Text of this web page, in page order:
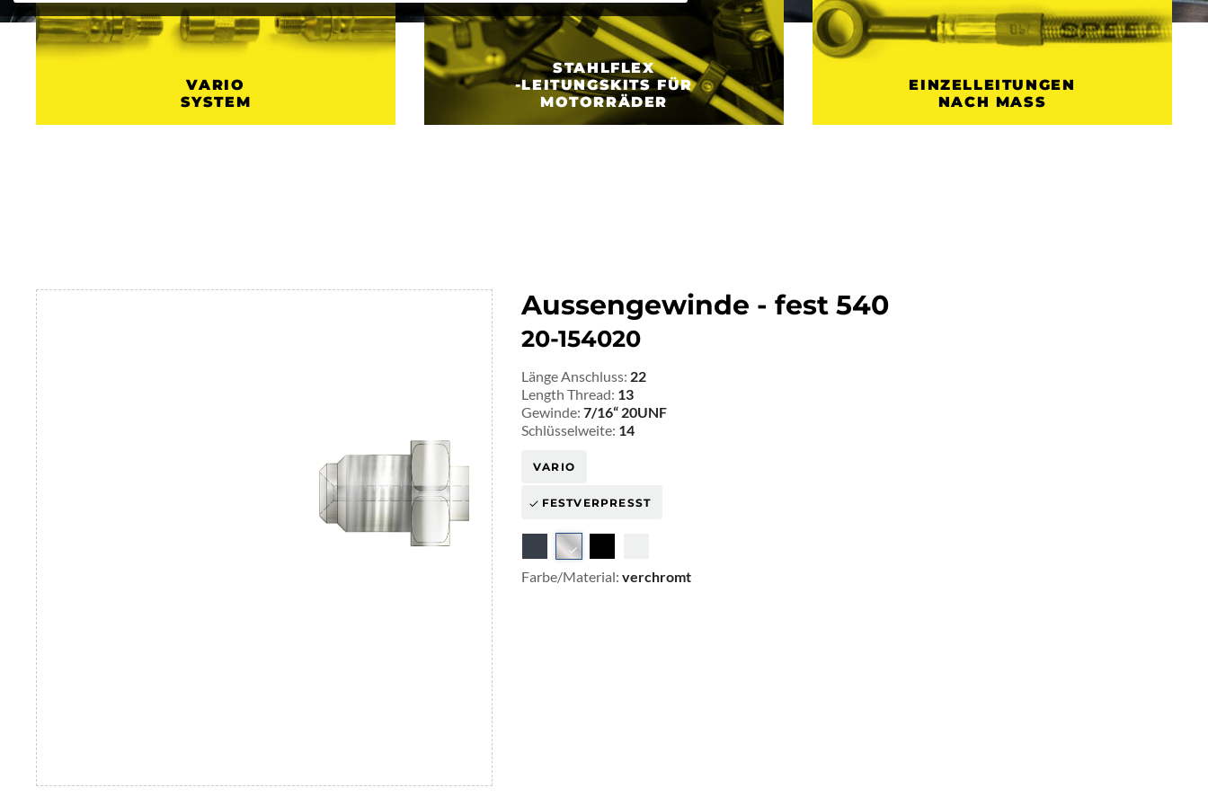
VARIO
SYSTEM
STAHLFLEX
-LEITUNGSKITS FÜR
MOTORRÄDER
EINZELLEITUNGEN
NACH MASS
Aussengewinde - fest 540
20-154020
Länge Anschluss: 22
Length Thread: 13
Gewinde: 7/16“ 20UNF
Schlüsselweite: 14
VARIO
FESTVERPRESST
Farbe/Material: verchromt